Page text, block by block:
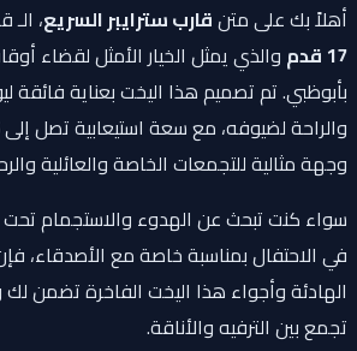
أهلاً بك على متنقارب سترايبر السريع، الـ
17 قدم
والذي يمثل الخيار الأمثل لقضاء
بأبوظبي. تم تصميم هذا اليخت بعناية فائقة
والراحة لضيوفه، مع سعة استيعابية تصل إلى6 راكبًا
وجهة مثالية للتجمعات الخاصة والعائلية
سواء كنت تبحث عن الهدوء والاستجمام
في الاحتفال بمناسبة خاصة مع الأصدقاء، فإن
الهادئة وأجواء هذا اليخت الفاخرة تضمن لك
تجمع بين الترفيه والأناقة.